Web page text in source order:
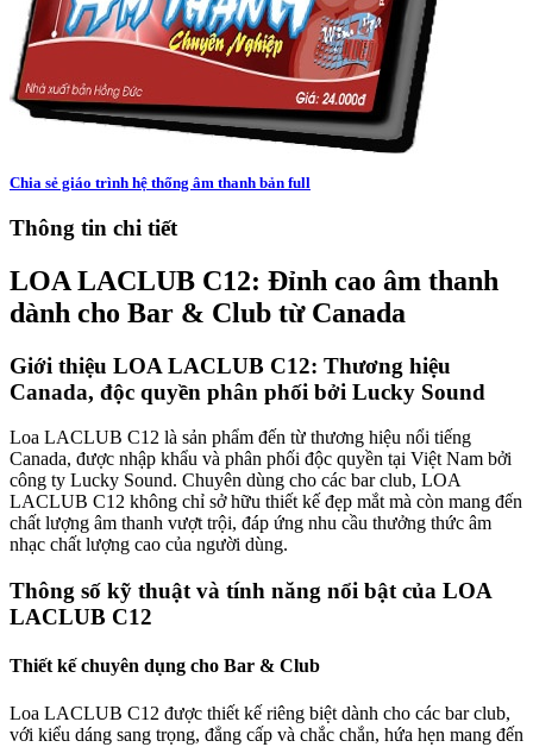
Chia sẻ giáo trình hệ thống âm thanh bản full
Thông tin chi tiết
LOA LACLUB C12: Đỉnh cao âm thanh
dành cho Bar & Club từ Canada
Giới thiệu LOA LACLUB C12: Thương hiệu
Canada, độc quyền phân phối bởi Lucky Sound
Loa LACLUB C12 là sản phẩm đến từ thương hiệu nổi tiếng
Canada, được nhập khẩu và phân phối độc quyền tại Việt Nam bởi
công ty Lucky Sound. Chuyên dùng cho các bar club, LOA
LACLUB C12 không chỉ sở hữu thiết kế đẹp mắt mà còn mang đến
chất lượng âm thanh vượt trội, đáp ứng nhu cầu thưởng thức âm
nhạc chất lượng cao của người dùng.
Thông số kỹ thuật và tính năng nổi bật của LOA
LACLUB C12
Thiết kế chuyên dụng cho Bar & Club
Loa LACLUB C12 được thiết kế riêng biệt dành cho các bar club,
với kiểu dáng sang trọng, đẳng cấp và chắc chắn, hứa hẹn mang đến